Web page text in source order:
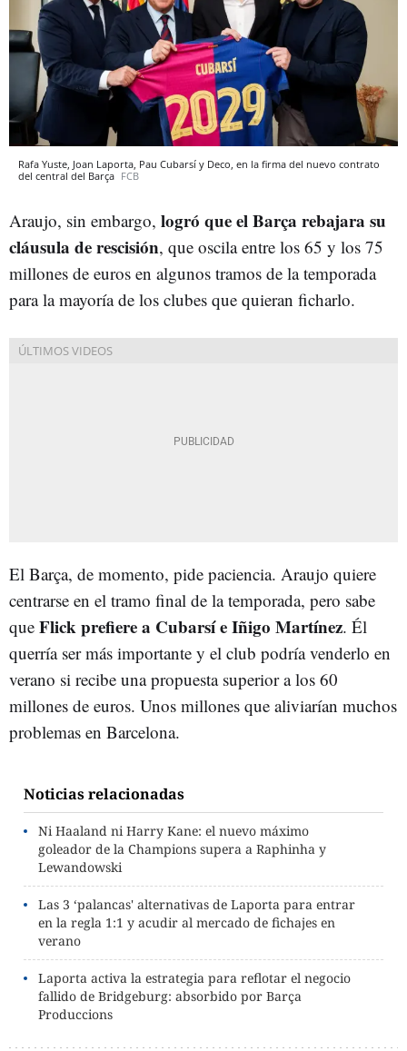
Rafa Yuste, Joan Laporta, Pau Cubarsí y Deco, en la firma del nuevo contrato
del central del Barça FCB
Araujo, sin embargo, logró que el Barça rebajara su
cláusula de rescisión, que oscila entre los 65 y los 75
millones de euros en algunos tramos de la temporada
para la mayoría de los clubes que quieran ficharlo.
El Barça, de momento, pide paciencia. Araujo quiere
centrarse en el tramo final de la temporada, pero sabe
que Flick prefiere a Cubarsí e Iñigo Martínez. Él
querría ser más importante y el club podría venderlo en
verano si recibe una propuesta superior a los 60
millones de euros. Unos millones que aliviarían muchos
problemas en Barcelona.
Noticias relacionadas
Ni Haaland ni Harry Kane: el nuevo máximo
goleador de la Champions supera a Raphinha y
Lewandowski
Las 3 ‘palancas' alternativas de Laporta para entrar
en la regla 1:1 y acudir al mercado de fichajes en
verano
Laporta activa la estrategia para reflotar el negocio
fallido de Bridgeburg: absorbido por Barça
Produccions